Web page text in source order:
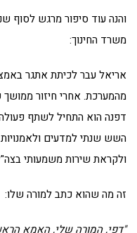
והנה עוד סיפור מרגש לסוף
משרד החינוך:
אריאל עבר לכיתת אתגר
מהמערכת. אחרי חיזור ממושך
דפנה הוא התחיל לשתף
השש שנתי למדעים
ולקראת שירות משמעותי
זה מה שהוא כתב למורה שלו:
"דפי, המורה שלי, האמא